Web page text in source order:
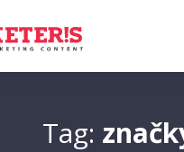
Tag: